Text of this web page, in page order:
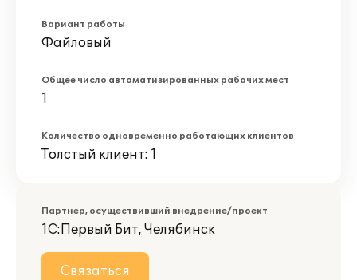
Вариант работы
Файловый
Общее число автоматизированных рабочих мест
1
Количество одновременно работающих клиентов
Толстый клиент: 1
Партнер, осуществивший внедрение/проект
1С:Первый Бит, Челябинск
Связаться